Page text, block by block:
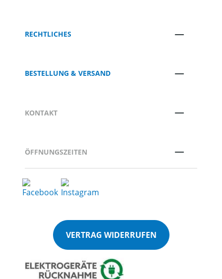
RECHTLICHES
BESTELLUNG & VERSAND
KONTAKT
ÖFFNUNGSZEITEN
VERTRAG WIDERRUFEN